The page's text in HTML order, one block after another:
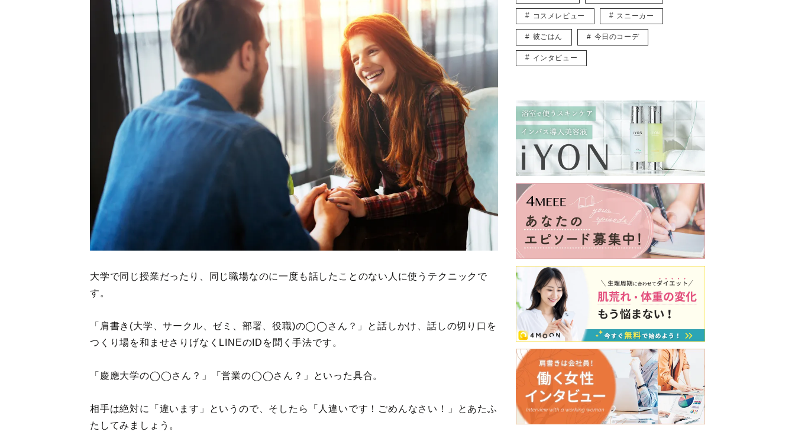
大学で同じ授業だったり、同じ職場なのに一度も話したことのない人に使うテクニックで
す。
「肩書き(大学、サークル、ゼミ、部署、役職)の◯◯さん？」と話しかけ、話しの切り口を
つくり場を和ませさりげなくLINEのIDを聞く手法です。
「慶應大学の◯◯さん？」「営業の◯◯さん？」といった具合。
相手は絶対に「違います」というので、そしたら「人違いです！ごめんなさい！」とあたふ
たしてみましょう。
コスメレビュー スニーカー
彼ごはん 今日のコーデ
インタビュー